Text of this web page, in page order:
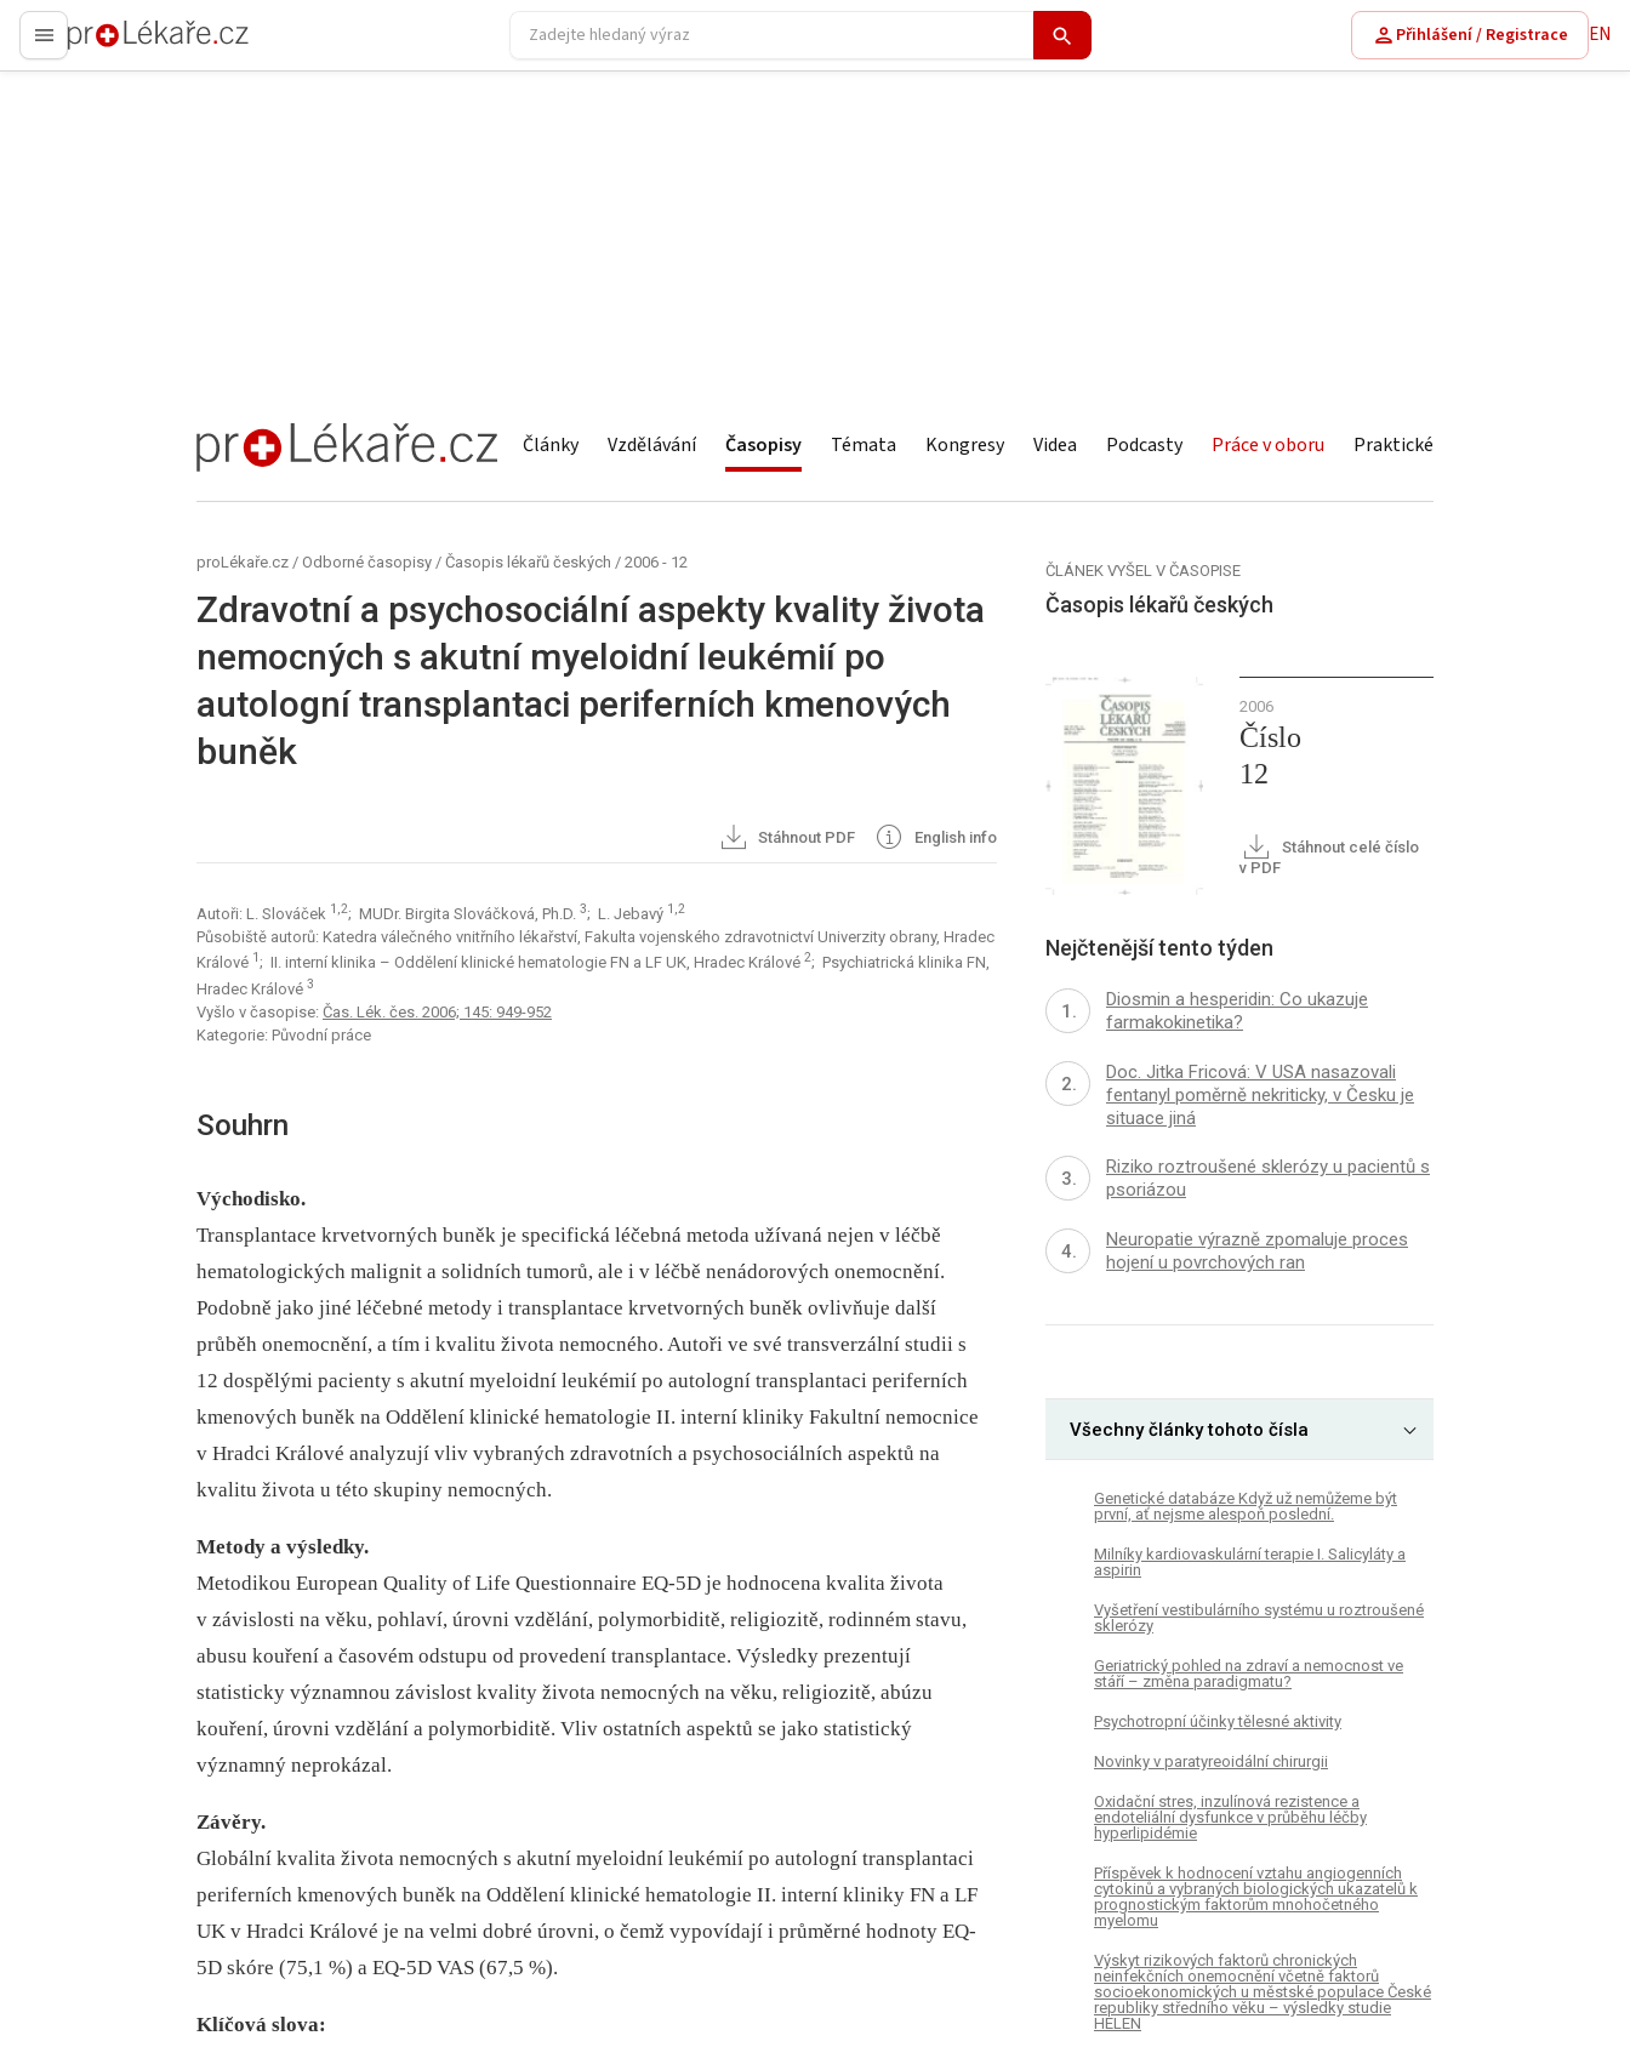
proLékaře.cz
Přihlášení / Registrace EN
proLékaře.cz Články Vzdělávání Časopisy Témata Kongresy Videa Podcasty Práce v oboru Praktické
proLékaře.cz / Odborné časopisy / Časopis lékařů českých / 2006 - 12
Zdravotní a psychosociální aspekty kvality života
nemocných s akutní myeloidní leukémií po
autologní transplantaci periferních kmenových
buněk
Stáhnout PDF English info
Autoři: L. Slováček 1,2; MUDr. Birgita Slováčková, Ph.D. 3; L. Jebavý 1,2
Působiště autorů: Katedra válečného vnitřního lékařství, Fakulta vojenského zdravotnictví Univerzity obrany, Hradec
Králové 1 ; II. interní klinika – Oddělení klinické hematologie FN a LF UK, Hradec Králové 2; Psychiatrická klinika FN,
Hradec Králové 3
Vyšlo v časopise: Čas. Lék. čes. 2006; 145: 949-952
Kategorie: Původní práce
Souhrn
Východisko.
Transplantace krvetvorných buněk je specifická léčebná metoda užívaná nejen v léčbě
hematologických malignit a solidních tumorů, ale i v léčbě nenádorových onemocnění.
Podobně jako jiné léčebné metody i transplantace krvetvorných buněk ovlivňuje další
průběh onemocnění, a tím i kvalitu života nemocného. Autoři ve své transverzální studii s
12 dospělými pacienty s akutní myeloidní leukémií po autologní transplantaci periferních
kmenových buněk na Oddělení klinické hematologie II. interní kliniky Fakultní nemocnice
v Hradci Králové analyzují vliv vybraných zdravotních a psychosociálních aspektů na
kvalitu života u této skupiny nemocných.
Metody a výsledky.
Metodikou European Quality of Life Questionnaire EQ-5D je hodnocena kvalita života
v závislosti na věku, pohlaví, úrovni vzdělání, polymorbiditě, religiozitě, rodinném stavu,
abusu kouření a časovém odstupu od provedení transplantace. Výsledky prezentují
statisticky významnou závislost kvality života nemocných na věku, religiozitě, abúzu
kouření, úrovni vzdělání a polymorbiditě. Vliv ostatních aspektů se jako statistický
významný neprokázal.
Závěry.
Globální kvalita života nemocných s akutní myeloidní leukémií po autologní transplantaci
periferních kmenových buněk na Oddělení klinické hematologie II. interní kliniky FN a LF
UK v Hradci Králové je na velmi dobré úrovni, o čemž vypovídají i průměrné hodnoty EQ-
5D skóre (75,1 %) a EQ-5D VAS (67,5 %).
Klíčová slova:
ČLÁNEK VYŠEL V ČASOPISE
Časopis lékařů českých
2006
Číslo
12
Stáhnout celé číslo
v PDF
Nejčtenější tento týden
Diosmin a hesperidin: Co ukazuje
farmakokinetika?
Doc. Jitka Fricová: V USA nasazovali
fentanyl poměrně nekriticky, v Česku je
situace jiná
Riziko roztroušené sklerózy u pacientů s
psoriázou
Neuropatie výrazně zpomaluje proces
hojení u povrchových ran
Všechny články tohoto čísla
Genetické databáze Když už nemůžeme být
první, ať nejsme alespoň poslední.
Milníky kardiovaskulární terapie I. Salicyláty a
aspirin
Vyšetření vestibulárního systému u roztroušené
sklerózy
Geriatrický pohled na zdraví a nemocnost ve
stáří – změna paradigmatu?
Psychotropní účinky tělesné aktivity
Novinky v paratyreoidální chirurgii
Oxidační stres, inzulínová rezistence a
endoteliální dysfunkce v průběhu léčby
hyperlipidémie
Příspěvek k hodnocení vztahu angiogenních
cytokinů a vybraných biologických ukazatelů k
prognostickým faktorům mnohočetného
myelomu
Výskyt rizikových faktorů chronických
neinfekčních onemocnění včetně faktorů
socioekonomických u městské populace České
republiky středního věku – výsledky studie
HELEN